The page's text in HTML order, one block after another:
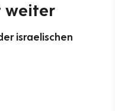
weiter
israelischen